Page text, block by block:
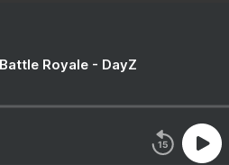
Royale - DayZ